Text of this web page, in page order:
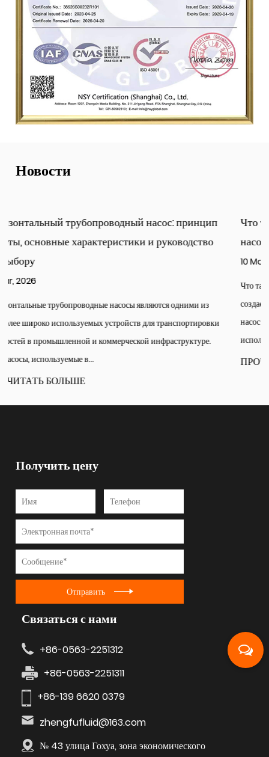
Новости
Что такое многоступенчатые центробежные
насосы LG и как они работают?
10 Mar, 2026
Что такое многоступенчатый центробежный насос и как он
создает высокое давление? А многоступенчатый центробежный
насос представляет собой гидравлическую машину, в которой
используются два...
ПРОЧИТАТЬ БОЛЬШЕ
Получить цену
Отправить
Связаться с нами
+86-0563-2251312
+86-0563-2251311
+86-139 6620 0379
zhengfufluid@163.com
№ 43 улица Гохуа, зона экономического